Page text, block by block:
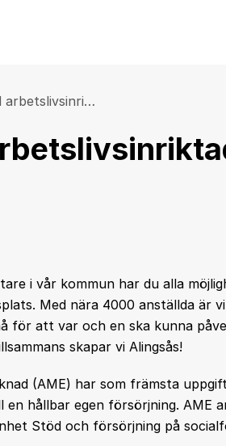
arbetslivsinri…
i vår kommun har du alla
Med nära 4000 anställda är
för att var och en ska kunna
skapar vi Alingsås!
(AME) har som främsta
en hållbar egen försörjning. AME
Stöd och försörjning på